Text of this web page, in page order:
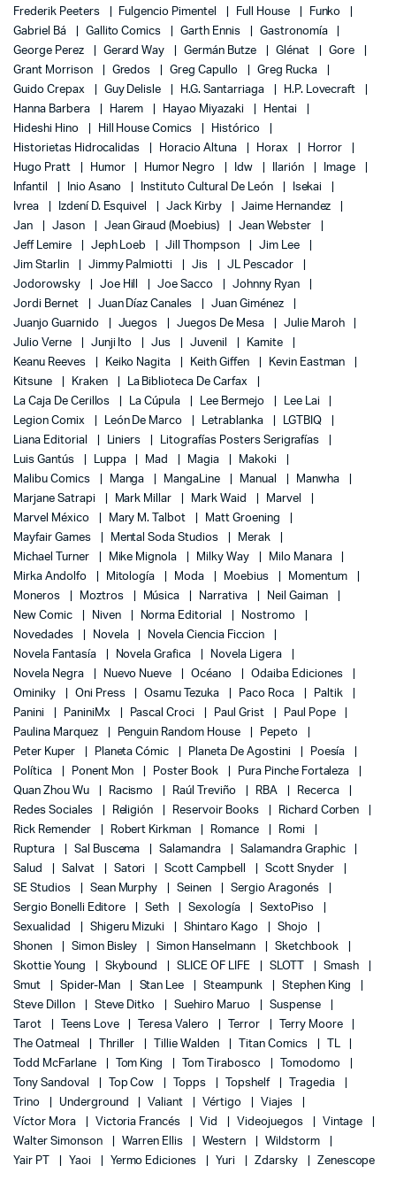
Frederik Peeters
Fulgencio Pimentel Full House
Funko
Gabriel Bá
Gallito Comics Garth Ennis
Gastronomía
George Perez
Gerard Way Germán Butze Glénat
Gore
Grant Morrison
Gredos Greg Capullo
Greg Rucka
Guido Crepax
Guy Delisle H.G. Santarriaga
H.P. Lovecraft
Hanna Barbera
Harem Hayao Miyazaki
Hentai
Hideshi Hino
Hill House Comics
Histórico
Historietas Hidrocalidas
Horacio Altuna Horax
Horror
Hugo Pratt
Humor Humor Negro Idw Ilarión
Image
Infantil
Inio Asano Instituto Cultural De León
Isekai
Ivrea
Izdení D. Esquivel Jack Kirby
Jaime Hernandez
Jan
Jason Jean Giraud (Moebius)
Jean Webster
Jeff Lemire
Jeph Loeb Jill Thompson
Jim Lee
Jim Starlin
Jimmy Palmiotti Jis
JL Pescador
Jodorowsky
Joe Hill Joe Sacco
Johnny Ryan
Jordi Bernet
Juan Díaz Canales
Juan Giménez
Juanjo Guarnido
Juegos Juegos De Mesa
Julie Maroh
Julio Verne
Junji Ito Jus Juvenil
Kamite
Keanu Reeves
Keiko Nagita Keith Giffen
Kevin Eastman
Kitsune
Kraken
La Biblioteca De Carfax
La Caja De Cerillos
La Cúpula Lee Bermejo
Lee Lai
Legion Comix
León De Marco Letrablanka
LGTBIQ
Liana Editorial
Liniers
Litografías Posters Serigrafías
Luis Gantús
Luppa Mad Magia
Makoki
Malibu Comics
Manga MangaLine Manual
Manwha
Marjane Satrapi
Mark Millar Mark Waid
Marvel
Marvel México
Mary M. Talbot
Matt Groening
Mayfair Games
Mental Soda Studios
Merak
Michael Turner
Mike Mignola Milky Way
Milo Manara
Mirka Andolfo
Mitología Moda Moebius
Momentum
Moneros
Moztros Música Narrativa
Neil Gaiman
New Comic
Niven Norma Editorial
Nostromo
Novedades
Novela
Novela Ciencia Ficcion
Novela Fantasía
Novela Grafica
Novela Ligera
Novela Negra
Nuevo Nueve Océano
Odaiba Ediciones
Ominiky
Oni Press Osamu Tezuka Paco Roca
Paltik
Panini
PaniniMx Pascal Croci Paul Grist
Paul Pope
Paulina Marquez
Penguin Random House
Pepeto
Peter Kuper
Planeta Cómic Planeta De Agostini
Poesía
Política
Ponent Mon Poster Book
Pura Pinche Fortaleza
Quan Zhou Wu
Racismo Raúl Treviño RBA
Recerca
Redes Sociales
Religión Reservoir Books
Richard Corben
Rick Remender
Robert Kirkman Romance
Romi
Ruptura
Sal Buscema Salamandra
Salamandra Graphic
Salud
Salvat Satori Scott Campbell
Scott Snyder
SE Studios
Sean Murphy Seinen
Sergio Aragonés
Sergio Bonelli Editore
Seth Sexología
SextoPiso
Sexualidad
Shigeru Mizuki Shintaro Kago
Shojo
Shonen
Simon Bisley Simon Hanselmann
Sketchbook
Skottie Young
Skybound SLICE OF LIFE SLOTT
Smash
Smut
Spider-Man Stan Lee Steampunk
Stephen King
Steve Dillon
Steve Ditko Suehiro Maruo
Suspense
Tarot
Teens Love Teresa Valero Terror
Terry Moore
The Oatmeal
Thriller Tillie Walden Titan Comics
TL
Todd McFarlane
Tom King Tom Tirabosco
Tomodomo
Tony Sandoval
Top Cow Topps Topshelf
Tragedia
Trino
Underground Valiant Vértigo
Viajes
Víctor Mora
Victoria Francés Vid Videojuegos
Vintage
Walter Simonson
Warren Ellis Western
Wildstorm
Yair PT
Yaoi Yermo Ediciones Yuri Zdarsky Zenescope